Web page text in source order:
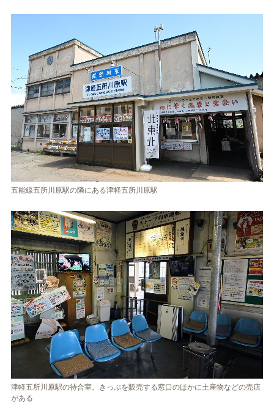
五能線五所川原駅の隣にある津軽五所川原駅
津軽五所川原駅の待合室。きっぷを販売する窓口のほかに土産物などの売店
がある